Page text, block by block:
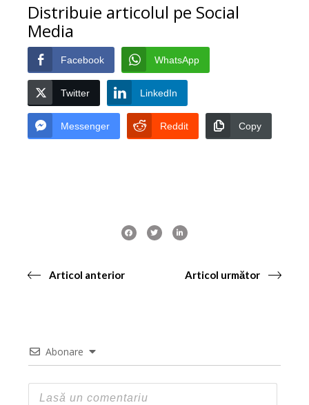
Distribuie articolul pe Social
Media
Facebook WhatsApp
Twitter LinkedIn
Messenger Reddit Copy
Articol anterior Articol următor
Abonare